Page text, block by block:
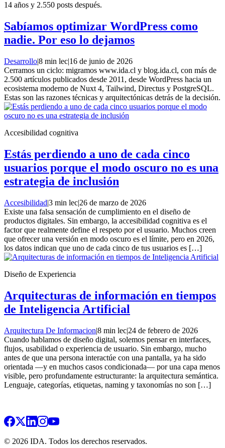
14 años y 2.550 posts después.
Sabíamos optimizar WordPress como
nadie. Por eso lo dejamos
Desarrollo|8 min lec|16 de junio de 2026
Cerramos un ciclo: migramos www.ida.cl y blog.ida.cl, con más de
2.500 artículos publicados desde 2011, desde WordPress hacia un
ecosistema moderno de Nuxt 4, Tailwind, Directus y PostgreSQL.
Estas son las razones técnicas y arquitectónicas detrás de la decisión.
Accesibilidad cognitiva
Estás perdiendo a uno de cada cinco
usuarios porque el modo oscuro no es una
estrategia de inclusión
Accesibilidad|3 min lec|26 de marzo de 2026
Existe una falsa sensación de cumplimiento en el diseño de
productos digitales. Sin embargo, la accesibilidad cognitiva es el
factor que realmente define el respeto por el usuario. Muchos creen
que ofrecer una versión en modo oscuro es el límite, pero en 2026,
los datos indican que uno de cada cinco de tus usuarios es […]
Diseño de Experiencia
Arquitecturas de información en tiempos
de Inteligencia Artificial
Arquitectura De Informacion|8 min lec|24 de febrero de 2026
Cuando hablamos de diseño digital, solemos pensar en interfaces,
flujos, usabilidad o experiencia de usuario. Sin embargo, mucho
antes de que una persona interactúe con una pantalla, ya ha sido
orientada —y en muchos casos condicionada— por una capa menos
visible, pero profundamente estructurante: la arquitectura semántica.
Lenguaje, categorías, etiquetas, naming y taxonomías no son […]
© 2026 IDA. Todos los derechos reservados.